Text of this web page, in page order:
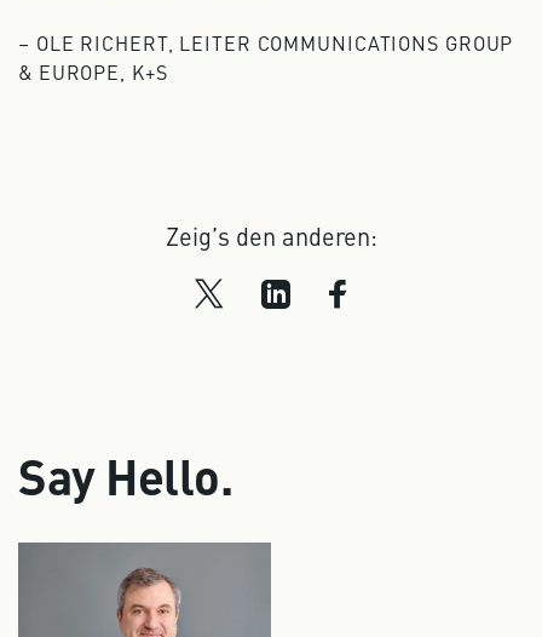
– OLE RICHERT, LEITER COMMUNICATIONS GROUP
& EUROPE, K+S
Zeig’s den anderen:
Say Hello.